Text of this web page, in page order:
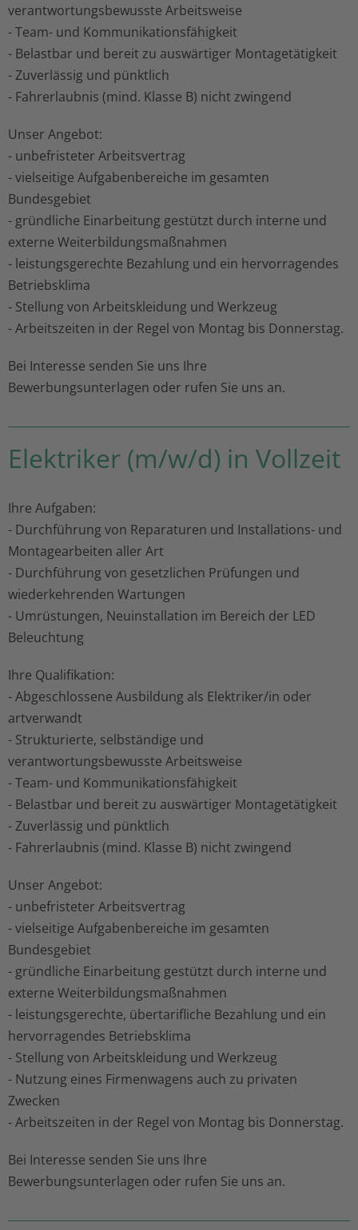
verantwortungsbewusste Arbeitsweise
- Team- und Kommunikationsfähigkeit
- Belastbar und bereit zu auswärtiger Montagetätigkeit
- Zuverlässig und pünktlich
- Fahrerlaubnis (mind. Klasse B) nicht zwingend
Unser Angebot:
- unbefristeter Arbeitsvertrag
- vielseitige Aufgabenbereiche im gesamten
Bundesgebiet
- gründliche Einarbeitung gestützt durch interne und
externe Weiterbildungsmaßnahmen
- leistungsgerechte Bezahlung und ein hervorragendes
Betriebsklima
- Stellung von Arbeitskleidung und Werkzeug
- Arbeitszeiten in der Regel von Montag bis Donnerstag.
Bei Interesse senden Sie uns Ihre
Bewerbungsunterlagen oder rufen Sie uns an.
Elektriker (m/w/d) in Vollzeit
Ihre Aufgaben:
- Durchführung von Reparaturen und Installations- und
Montagearbeiten aller Art
- Durchführung von gesetzlichen Prüfungen und
wiederkehrenden Wartungen
- Umrüstungen, Neuinstallation im Bereich der LED
Beleuchtung
Ihre Qualifikation:
- Abgeschlossene Ausbildung als Elektriker/in oder
artverwandt
- Strukturierte, selbständige und
verantwortungsbewusste Arbeitsweise
- Team- und Kommunikationsfähigkeit
- Belastbar und bereit zu auswärtiger Montagetätigkeit
- Zuverlässig und pünktlich
- Fahrerlaubnis (mind. Klasse B) nicht zwingend
Unser Angebot:
- unbefristeter Arbeitsvertrag
- vielseitige Aufgabenbereiche im gesamten
Bundesgebiet
- gründliche Einarbeitung gestützt durch interne und
externe Weiterbildungsmaßnahmen
- leistungsgerechte, übertarifliche Bezahlung und ein
hervorragendes Betriebsklima
- Stellung von Arbeitskleidung und Werkzeug
- Nutzung eines Firmenwagens auch zu privaten
Zwecken
- Arbeitszeiten in der Regel von Montag bis Donnerstag.
Bei Interesse senden Sie uns Ihre
Bewerbungsunterlagen oder rufen Sie uns an.